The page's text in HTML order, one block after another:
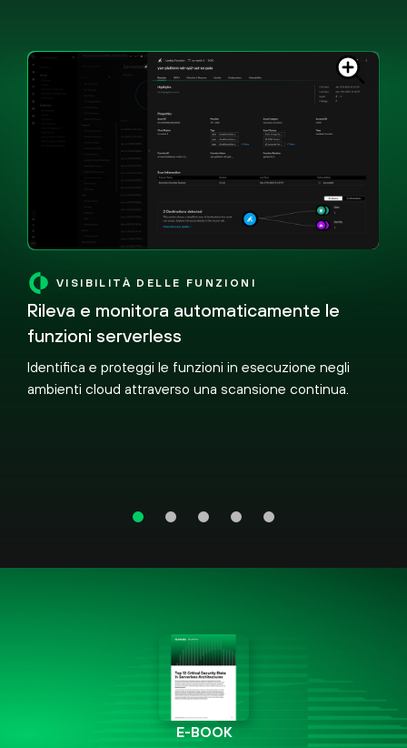
VISIBILITÀ DELLE FUNZIONI
Rileva e monitora automaticamente le
funzioni serverless
Identifica e proteggi le funzioni in esecuzione negli
ambienti cloud attraverso una scansione continua.
E-BOOK